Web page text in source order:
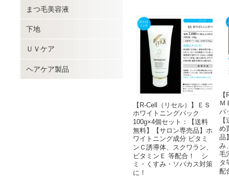
【R-Cell（リセル）】ＥＳ
ホワイトニングパック
100g×4個セット：【送料
無料】【サロン専売品】ホ
ワイトニング成分 ビタミ
ンＣ誘導体、スクワラン、
ビタミンＥ 等配合！ シ
ミ・くすみ・ソバカス対策
に！
Ｍ
パ
め
品
み
毛
タ
配
まつ毛美容液
下地
ＵＶケア
ヘアケア製品